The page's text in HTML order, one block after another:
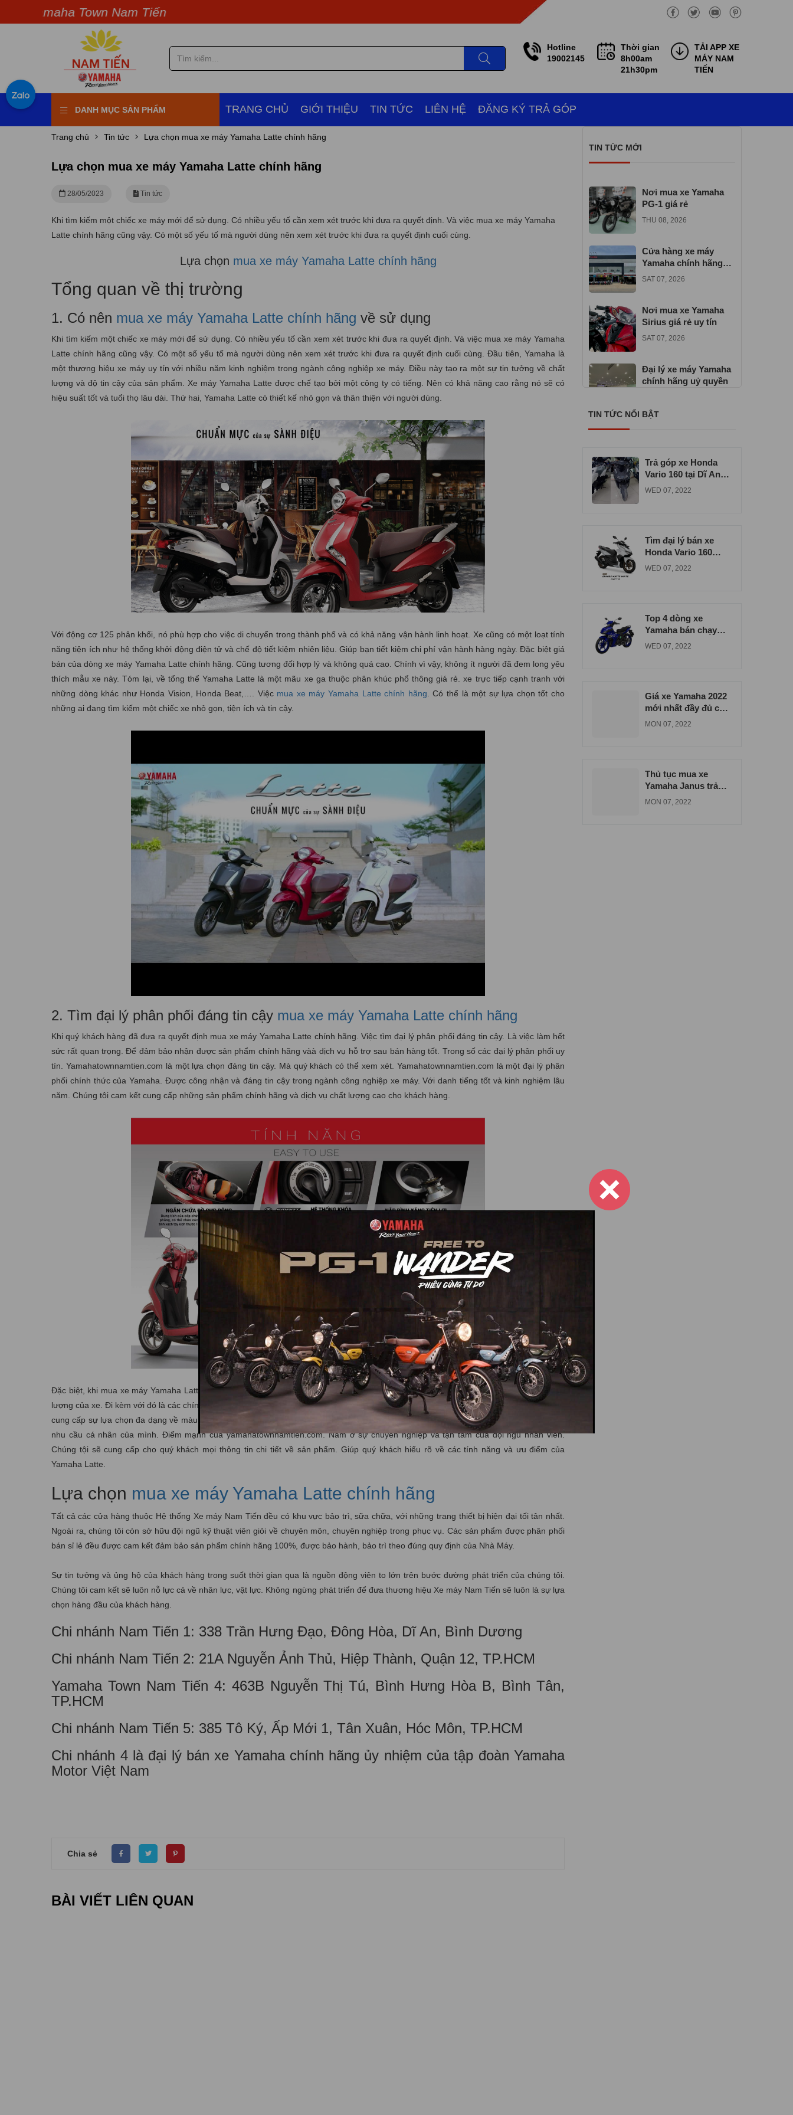
Town Nam Tiến
Hotline
19002145
Thời gian
8h00am
21h30pm
TẢI APP XE
MÁY NAM
TIẾN
DANH MỤC SẢN PHẨM TRANG CHỦ GIỚI THIỆU TIN TỨC LIÊN HỆ ĐĂNG KÝ TRẢ GÓP
Trang chủ Tin tức Lựa chọn mua xe máy Yamaha Latte chính hãng
Lựa chọn mua xe máy Yamaha Latte chính hãng
28/05/2023 Tin tức
Khi tìm kiếm một chiếc xe máy mới để sử dụng. Có nhiều yếu tố cần xem xét trước khi đưa ra quyết định. Và việc mua xe máy Yamaha
Latte chính hãng cũng vậy. Có một số yếu tố mà người dùng nên xem xét trước khi đưa ra quyết định cuối cùng.
Lựa chọn mua xe máy Yamaha Latte chính hãng
Tổng quan về thị trường
1. Có nên mua xe máy Yamaha Latte chính hãng về sử dụng
Khi tìm kiếm một chiếc xe máy mới để sử dụng. Có nhiều yếu tố cần xem xét trước khi đưa ra quyết định. Và việc mua xe máy Yamaha
Latte chính hãng cũng vậy. Có một số yếu tố mà người dùng nên xem xét trước khi đưa ra quyết định cuối cùng. Đầu tiên, Yamaha là
một thương hiệu xe máy uy tín với nhiều năm kinh nghiệm trong ngành công nghiệp xe máy. Điều này tạo ra một sự tin tưởng về chất
lượng và độ tin cậy của sản phẩm. Xe máy Yamaha Latte được chế tạo bởi một công ty có tiếng. Nên có khả năng cao rằng nó sẽ có
hiệu suất tốt và tuổi thọ lâu dài. Thứ hai, Yamaha Latte có thiết kế nhỏ gọn và thân thiện với người dùng.
Với động cơ 125 phân khối, nó phù hợp cho việc di chuyển trong thành phố và có khả năng vận hành linh hoạt. Xe cũng có một loạt tính
năng tiện ích như hệ thống khởi động điện tử và chế độ tiết kiệm nhiên liệu. Giúp bạn tiết kiệm chi phí vận hành hàng ngày. Đặc biệt giá
bán của dòng xe máy Yamaha Latte chính hãng. Cũng tương đối hợp lý và không quá cao. Chính vì vậy, không ít người đã đem long yêu
thích mẫu xe này. Tóm lại, về tổng thể Yamaha Latte là một mãu xe ga thuộc phân khúc phổ thông giá rẻ. xe trực tiếp cạnh tranh với
những dòng khác như Honda Vision, Honda Beat,…. Việc mua xe máy Yamaha Latte chính hãng . Có thể là một sự lựa chọn tốt cho
những ai đang tìm kiếm một chiếc xe nhỏ gọn, tiện ích và tin cậy.
2. Tìm đại lý phân phối đáng tin cậy mua xe máy Yamaha Latte chính hãng
Khi quý khách hàng đã đưa ra quyết định mua xe máy Yamaha Latte chính hãng. Việc tìm đại lý phân phối đáng tin cậy. Là việc làm hết
sức rất quan trọng. Để đảm bảo nhận được sản phẩm chính hãng vàà dịch vụ hỗ trợ sau bán hàng tốt. Trong số các đại lý phân phối uy
tín. Yamahatownnamtien.com là một lựa chọn đáng tin cậy. Mà quý khách có thể xem xét. Yamahatownnamtien.com là một đại lý phân
phối chính thức của Yamaha. Được công nhận và đáng tin cậy trong ngành công nghiệp xe máy. Với danh tiếng tốt và kinh nghiệm lâu
năm. Chúng tôi cam kết cung cấp những sản phẩm chính hãng và dịch vụ chất lượng cao cho khách hàng.
Đặc biệt, khi mua xe máy Yamaha Latte tại yamahatownnamtien.com. Quý khách hàng sẽ được đảm bảo an tâm về nguồn gốc và chất
lượng của xe. Đi kèm với đó là các chính sách bảo hành và dịch vụ hỗ trợ sau bán hàng đáng tin cậy. Ngoài ra, yamahatownnamtien.com
cung cấp sự lựa chọn đa dạng về màu sắc và phiên bản của Yamaha Latte. Quý khách có thể lựa chọn xe máy phù hợp với sở thích và
nhu cầu cá nhân của mình. Điểm mạnh của yamahatownnamtien.com. Nằm ở sự chuyên nghiệp và tận tâm của đội ngũ nhân viên.
Chúng tội sẽ cung cấp cho quý khách mọi thông tin chi tiết về sản phẩm. Giúp quý khách hiểu rõ về các tính năng và ưu điểm của
Yamaha Latte.
Lựa chọn mua xe máy Yamaha Latte chính hãng
Tất cả các cửa hàng thuộc Hệ thống Xe máy Nam Tiến đều có khu vực bảo trì, sữa chữa, với những trang thiết bị hiện đại tối tân nhất.
Ngoài ra, chúng tôi còn sở hữu đội ngũ kỹ thuật viên giỏi về chuyên môn, chuyên nghiệp trong phục vụ. Các sản phẩm được phân phối
bán sỉ lẻ đều được cam kết đảm bảo sản phẩm chính hãng 100%, được bảo hành, bảo trì theo đúng quy định của Nhà Máy.
Sự tin tưởng và ủng hộ của khách hàng trong suốt thời gian qua là nguồn động viên to lớn trên bước đường phát triển của chúng tôi.
Chúng tôi cam kết sẽ luôn nỗ lực cả về nhân lực, vật lực. Không ngừng phát triển để đưa thương hiệu Xe máy Nam Tiến sẽ luôn là sự lựa
chọn hàng đầu của khách hàng.
Chi nhánh Nam Tiến 1: 338 Trần Hưng Đạo, Đông Hòa, Dĩ An, Bình Dương
Chi nhánh Nam Tiến 2: 21A Nguyễn Ảnh Thủ, Hiệp Thành, Quận 12, TP.HCM
Yamaha Town Nam Tiến 4: 463B Nguyễn Thị Tú, Bình Hưng Hòa B, Bình Tân,
TP.HCM
Chi nhánh Nam Tiến 5: 385 Tô Ký, Ấp Mới 1, Tân Xuân, Hóc Môn, TP.HCM
Chi nhánh 4 là đại lý bán xe Yamaha chính hãng ủy nhiệm của tập đoàn Yamaha
Motor Việt Nam
Chia sẻ
BÀI VIẾT LIÊN QUAN
TIN TỨC MỚI
Nơi mua xe Yamaha
PG-1 giá rẻ
THU 08, 2026
Cửa hàng xe máy
Yamaha chính hãng
gần đây
SAT 07, 2026
Nơi mua xe Yamaha
Sirius giá rẻ uy tín
SAT 07, 2026
Đại lý xe máy Yamaha
chính hãng uỷ quyền
TIN TỨC NỔI BẬT
Trả góp xe Honda
Vario 160 tại Dĩ An
uy tín chất lượng
WED 07, 2022
Tìm đại lý bán xe
Honda Vario 160
đúng giá tại Bình
WED 07, 2022
Top 4 dòng xe
Yamaha bán chạy
nhất tại xe máy Nam
WED 07, 2022
Giá xe Yamaha 2022
mới nhất đầy đủ các
dòng xe
MON 07, 2022
Thủ tục mua xe
Yamaha Janus trả
góp tại Biên Hòa
MON 07, 2022